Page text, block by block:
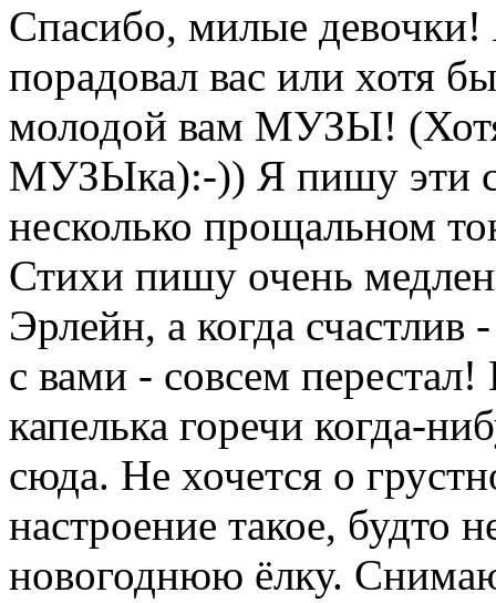
Спасибо, милые девочки!
порадовал вас или хотя
молодой вам МУЗЫ!
МУЗЫка):-)) Я пишу эти
несколько прощальном
Стихи пишу очень
Эрлейн, а когда
с вами - совсем
капелька горечи когда-
сюда. Не хочется о
настроение такое, будто
новогоднюю ёлку.